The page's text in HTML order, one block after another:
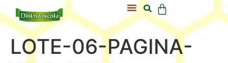
LOTE-06-PAGINA-